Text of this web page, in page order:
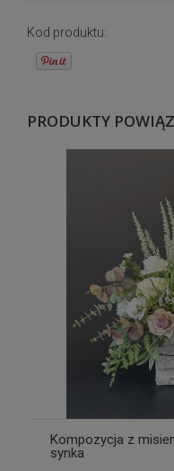
Kod produktu:
PRODUKTY
Kompozycja z
synka